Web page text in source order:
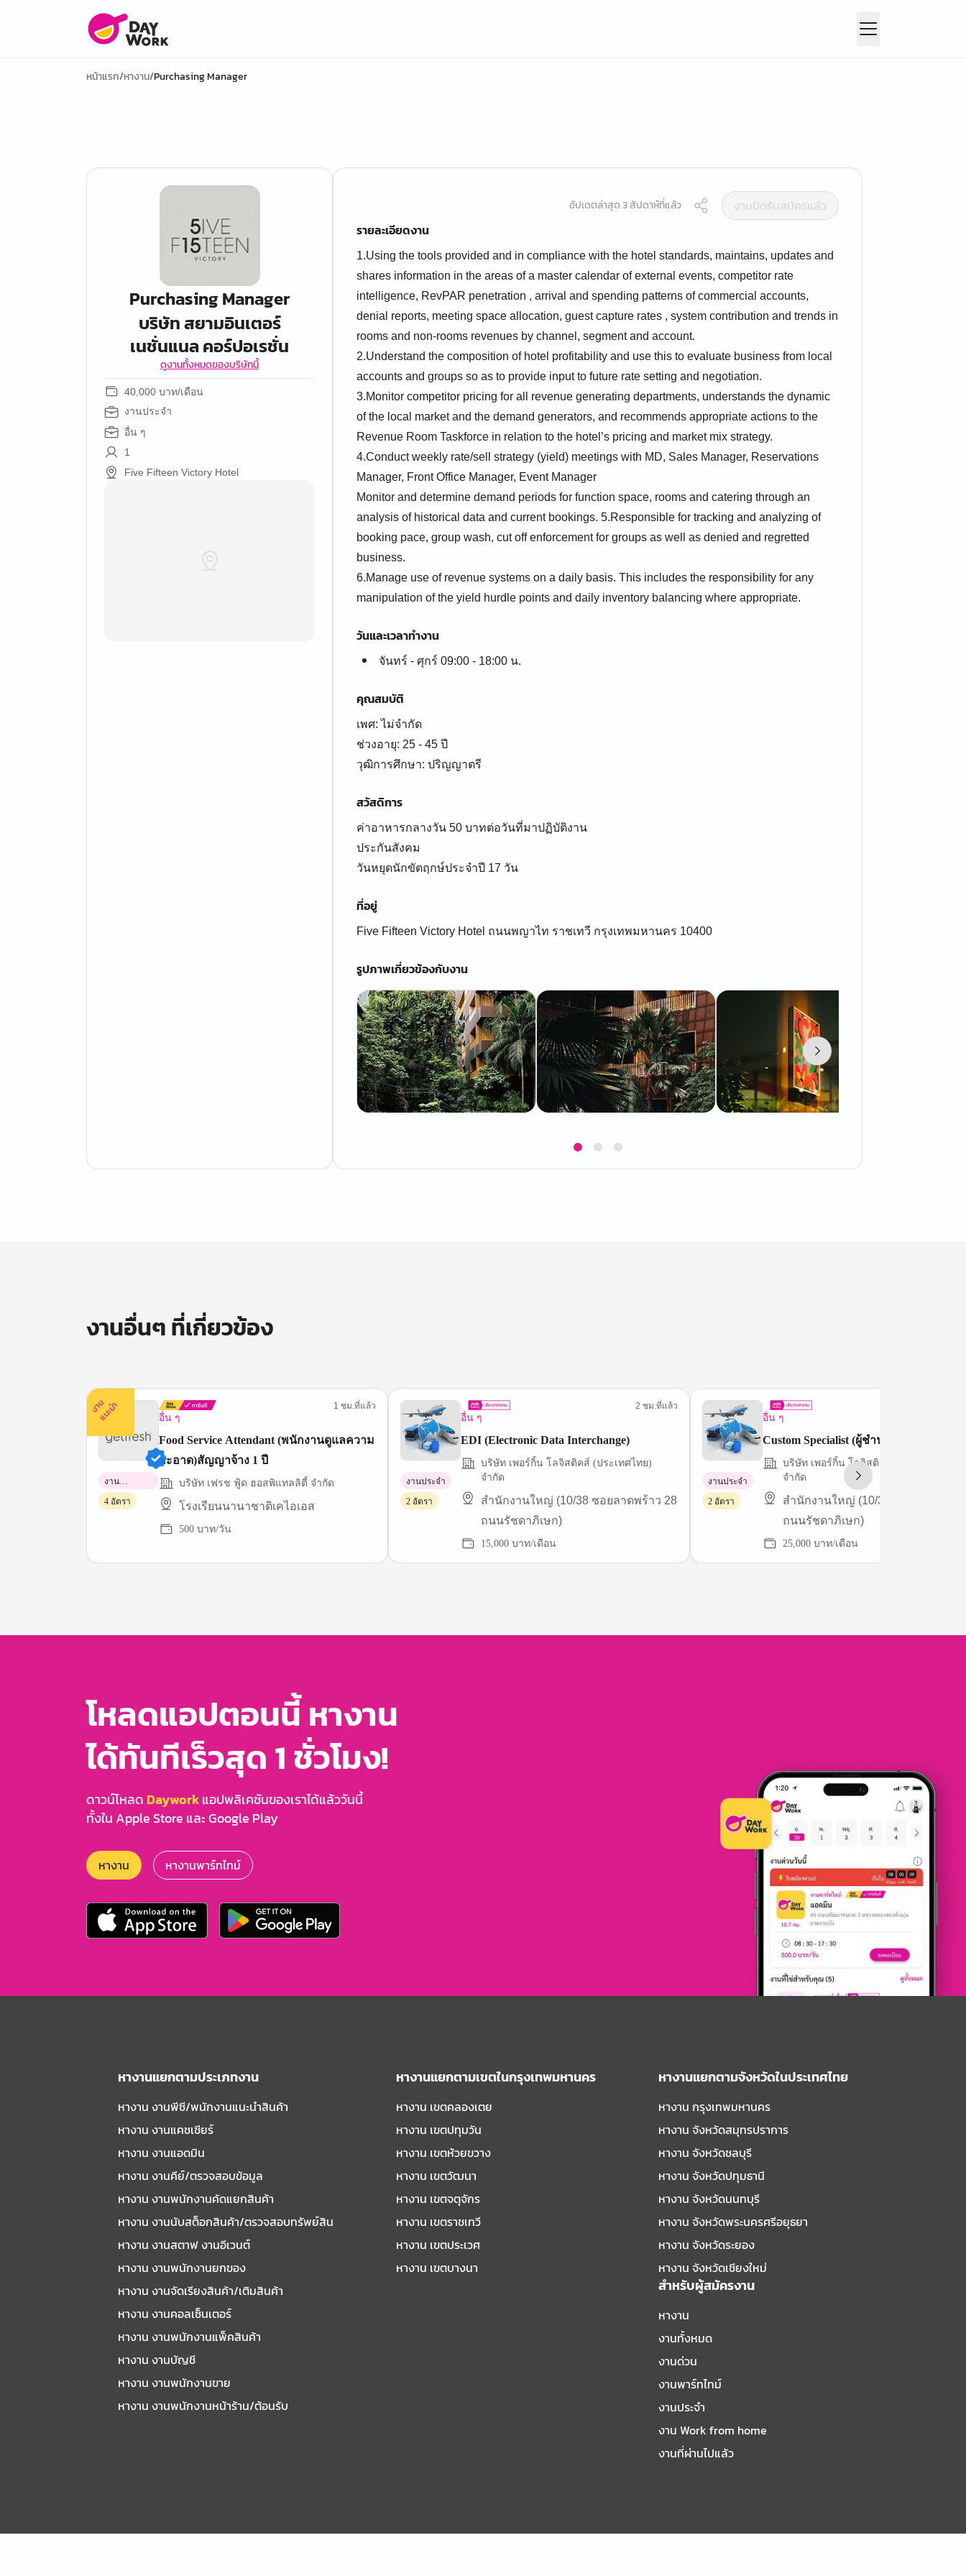
หน้าแรก/หางาน/Purchasing Manager
Purchasing Manager
บริษัท สยามอินเตอร์
เนชั่นแนล คอร์ปอเรชั่น
ดูงานทั้งหมดของบริษัทนี้
40,000 บาท/เดือน
งานประจำ
อื่น ๆ
1
Five Fifteen Victory Hotel
อัปเดตล่าสุด 3 สัปดาห์ที่แล้ว
งานปิดรับสมัครแล้ว
รายละเอียดงาน
1.Using the tools provided and in compliance with the hotel standards, maintains, updates and
shares information in the areas of a master calendar of external events, competitor rate
intelligence, RevPAR penetration , arrival and spending patterns of commercial accounts,
denial reports, meeting space allocation, guest capture rates , system contribution and trends in
rooms and non-rooms revenues by channel, segment and account.
2.Understand the composition of hotel profitability and use this to evaluate business from local
accounts and groups so as to provide input to future rate setting and negotiation.
3.Monitor competitor pricing for all revenue generating departments, understands the dynamic
of the local market and the demand generators, and recommends appropriate actions to the
Revenue Room Taskforce in relation to the hotel’s pricing and market mix strategy.
4.Conduct weekly rate/sell strategy (yield) meetings with MD, Sales Manager, Reservations
Manager, Front Office Manager, Event Manager
Monitor and determine demand periods for function space, rooms and catering through an
analysis of historical data and current bookings. 5.Responsible for tracking and analyzing of
booking pace, group wash, cut off enforcement for groups as well as denied and regretted
business.
6.Manage use of revenue systems on a daily basis. This includes the responsibility for any
manipulation of the yield hurdle points and daily inventory balancing where appropriate.
วันและเวลาทำงาน
จันทร์ - ศุกร์ 09:00 - 18:00 น.
คุณสมบัติ
เพศ: ไม่จำกัด
ช่วงอายุ: 25 - 45 ปี
สวัสดิการ
ค่าอาหารกลางวัน 50 บาทต่อวันที่มาปฏิบัติงาน
ประกันสังคม
วันหยุดนักขัตฤกษ์ประจำปี 17 วัน
ที่อยู่
Five Fifteen Victory Hotel ถนนพญาไท ราชเทวี กรุงเทพมหานคร 10400
รูปภาพเกี่ยวข้องกับงาน
of
งานอื่นๆ ที่เกี่ยวข้อง
ง
า
น
แ
น
ะ
นำ อื่น ๆ
1 ชม.ที่แล้ว
Food Service Attendant (พนักงานดูแลความ
สะอาด)สัญญาจ้าง 1 ปี
บริษัท เฟรช ฟู้ด ฮอสพิแทลลิตี้ จำกัด
โรงเรียนนานาชาติเคไอเอส
500 บาท/วัน
งาน
พาร์ทไทม์
4 อัตรา
อื่น ๆ
2 ชม.ที่แล้ว
EDI (Electronic Data Interchange)
บริษัท เพอร์กิ้น โลจิสติคส์ (ประเทศไทย)
จำกัด
สำนักงานใหญ่ (10/38 ซอยลาดพร้าว 28
ถนนรัชดาภิเษก)
15,000 บาท/เดือน
งานประจำ
2 อัตรา
อื่น ๆ
Custom Specialist (ผู้ชำนาญการศุลกากร)
บริษัท เพอร์กิ้น โลจิสติคส์ (ประเทศไทย)
จำกัด
สำนักงานใหญ่ (10/38 ซอยลาดพร้าว
ถนนรัชดาภิเษก)
25,000 บาท/เดือน
งานประจำ
2 อัตรา
โหลดแอปตอนนี้ หางาน
ได้ทันทีเร็วสุด 1 ชั่วโมง!
ดาวน์โหลด Dayworkแอปพลิเคชันของเราได้แล้ววันนี้
ทั้งใน Apple Store และ Google Play
หางาน หางานพาร์ทไทม์
หางานแยกตามประเภทงาน
หางาน งานพีซี/พนักงานแนะนําสินค้า
หางาน งานแคชเชียร์
หางาน งานแอดมิน
หางาน งานคีย์/ตรวจสอบข้อมูล
หางาน งานพนักงานคัดแยกสินค้า
หางาน งานนับสต็อกสินค้า/ตรวจสอบทรัพย์สิน
หางาน งานสตาฟ งานอีเวนต์
หางาน งานพนักงานยกของ
หางาน งานจัดเรียงสินค้า/เติมสินค้า
หางาน งานคอลเซ็นเตอร์
หางาน งานพนักงานแพ็คสินค้า
หางาน งานบัญชี
หางาน งานพนักงานขาย
หางาน งานพนักงานหน้าร้าน/ต้อนรับ
หางานแยกตามเขตในกรุงเทพมหานคร
หางาน เขตคลองเตย
หางาน เขตปทุมวัน
หางาน เขตห้วยขวาง
หางาน เขตวัฒนา
หางาน เขตจตุจักร
หางาน เขตราชเทวี
หางาน เขตประเวศ
หางาน เขตบางนา
หางานแยกตามจังหวัดในประเทศไทย
หางาน กรุงเทพมหานคร
หางาน จังหวัดสมุทรปราการ
หางาน จังหวัดชลบุรี
หางาน จังหวัดปทุมธานี
หางาน จังหวัดนนทบุรี
หางาน จังหวัดพระนครศรีอยุธยา
หางาน จังหวัดระยอง
หางาน จังหวัดเชียงใหม่
สำหรับผู้สมัครงาน
หางาน
งานทั้งหมด
งานด่วน
งานพาร์ทไทม์
งานประจำ
งาน Work from home
งานที่ผ่านไปแล้ว